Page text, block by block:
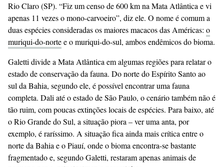
Rio Claro (SP). “Fiz um censo de 600 km na Mata Atlântica e vi
apenas 11 vezes o mono-carvoeiro”, diz ele. O nome é comum a
duas espécies consideradas os maiores macacos das Américas: o
muriqui-do-nortee o muriqui-do-sul, ambos endêmicos do bioma.
Galetti divide a Mata Atlântica em algumas regiões para relatar o
estado de conservação da fauna. Do norte do Espírito Santo ao
sul da Bahia, segundo ele, é possível encontrar uma fauna
completa. Dali até o estado de São Paulo, o cenário também não é
tão ruim, com poucas extinções locais de espécies. Para baixo, até
o Rio Grande do Sul, a situação piora – ver uma anta, por
exemplo, é raríssimo. A situação fica ainda mais crítica entre o
norte da Bahia e o Piauí, onde o bioma encontra-se bastante
fragmentado e, segundo Galetti, restaram apenas animais de